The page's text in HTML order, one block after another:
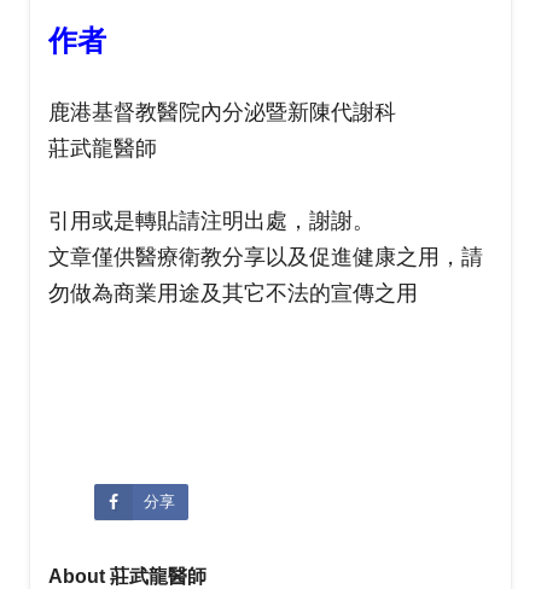
作者
鹿港基督教醫院內分泌暨新陳代謝科
莊武龍醫師
引用或是轉貼請注明出處，謝謝。
文章僅供醫療衛教分享以及促進健康之用，請
勿做為商業用途及其它不法的宣傳之用
分享
About 莊武龍醫師